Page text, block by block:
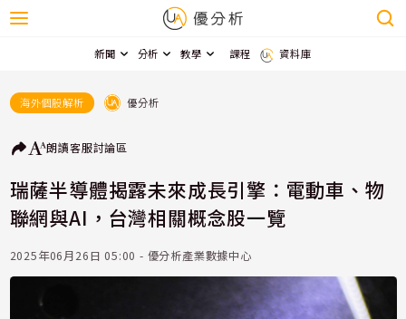
新聞 分析 教學 課程 資料庫
海外個股解析 優分析
朗讀客服討論區
瑞薩半導體揭露未來成長引擎：電動車、物
聯網與AI，台灣相關概念股一覽
2025年06月26日 05:00 - 優分析產業數據中心